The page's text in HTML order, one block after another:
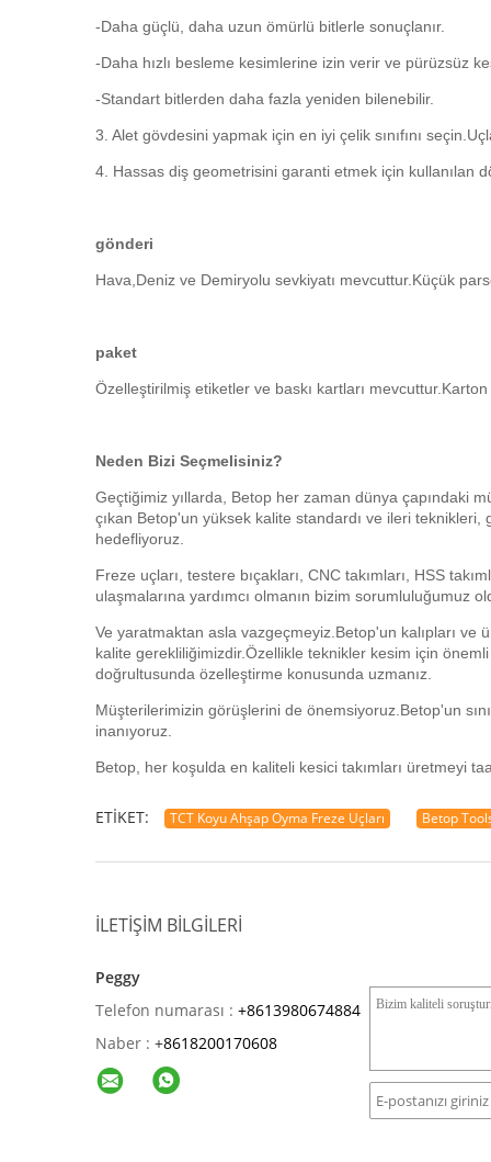
-Daha güçlü, daha uzun ömürlü bitlerle sonuçlanır.
-Daha hızlı besleme kesimlerine izin verir ve pürüzsüz
-Standart bitlerden daha fazla yeniden bilenebilir.
3. Alet gövdesini yapmak için en iyi çelik sınıfını
4. Hassas diş geometrisini garanti etmek için kullanılan
gönderi
Hava, Deniz ve Demiryolu sevkiyatı mevcuttur.Küçük
paket
Özelleştirilmiş etiketler ve baskı kartları
Neden Bizi Seçmelisiniz?
Geçtiğimiz yıllarda, Betop her zaman dünya çapındaki
çıkan Betop'un yüksek kalite standardı ve ileri teknikleri,
hedefliyoruz.
Freze uçları, testere bıçakları, CNC takımları, HSS
ulaşmalarına yardımcı olmanın bizim sorumluluğumuz
Ve yaratmaktan asla vazgeçmeyiz.Betop'un kalıpları
kalite gerekliliğimizdir.Özellikle teknikler kesim için
doğrultusunda özelleştirme konusunda uzmanız.
Müşterilerimizin görüşlerini de önemsiyoruz.Betop'un
inanıyoruz.
Betop, her koşulda en kaliteli kesici takımları üretmeyi
ETIKET: TCT Koyu Ahşap Oyma Freze Uçları Betop
İLETIŞIM BILGILERI
Peggy
Telefon numarası : +8613980674884
Naber : +8618200170608